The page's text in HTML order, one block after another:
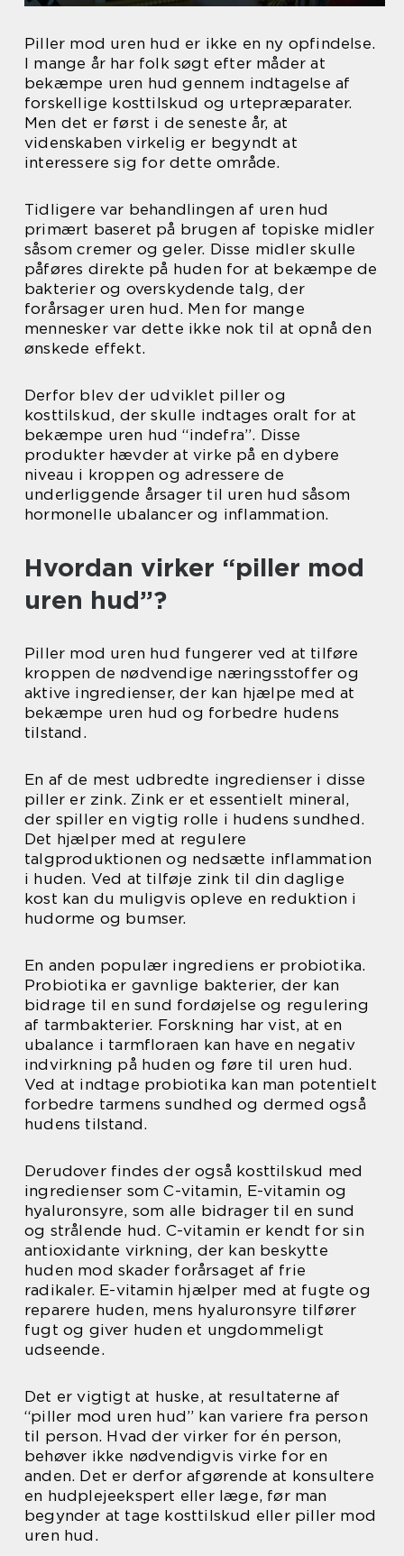
Piller mod uren hud er ikke en ny opfindelse.
I mange år har folk søgt efter måder at
bekæmpe uren hud gennem indtagelse af
forskellige kosttilskud og urtepræparater.
Men det er først i de seneste år, at
videnskaben virkelig er begyndt at
interessere sig for dette område.
Tidligere var behandlingen af uren hud
primært baseret på brugen af topiske midler
såsom cremer og geler. Disse midler skulle
påføres direkte på huden for at bekæmpe de
bakterier og overskydende talg, der
forårsager uren hud. Men for mange
mennesker var dette ikke nok til at opnå den
ønskede effekt.
Derfor blev der udviklet piller og
kosttilskud, der skulle indtages oralt for at
bekæmpe uren hud “indefra”. Disse
produkter hævder at virke på en dybere
niveau i kroppen og adressere de
underliggende årsager til uren hud såsom
hormonelle ubalancer og inflammation.
Hvordan virker “piller mod
uren hud”?
Piller mod uren hud fungerer ved at tilføre
kroppen de nødvendige næringsstoffer og
aktive ingredienser, der kan hjælpe med at
bekæmpe uren hud og forbedre hudens
tilstand.
En af de mest udbredte ingredienser i disse
piller er zink. Zink er et essentielt mineral,
der spiller en vigtig rolle i hudens sundhed.
Det hjælper med at regulere
talgproduktionen og nedsætte inflammation
i huden. Ved at tilføje zink til din daglige
kost kan du muligvis opleve en reduktion i
hudorme og bumser.
En anden populær ingrediens er probiotika.
Probiotika er gavnlige bakterier, der kan
bidrage til en sund fordøjelse og regulering
af tarmbakterier. Forskning har vist, at en
ubalance i tarmfloraen kan have en negativ
indvirkning på huden og føre til uren hud.
Ved at indtage probiotika kan man potentielt
forbedre tarmens sundhed og dermed også
hudens tilstand.
Derudover findes der også kosttilskud med
ingredienser som C-vitamin, E-vitamin og
hyaluronsyre, som alle bidrager til en sund
og strålende hud. C-vitamin er kendt for sin
antioxidante virkning, der kan beskytte
huden mod skader forårsaget af frie
radikaler. E-vitamin hjælper med at fugte og
reparere huden, mens hyaluronsyre tilfører
fugt og giver huden et ungdommeligt
udseende.
Det er vigtigt at huske, at resultaterne af
“piller mod uren hud” kan variere fra person
til person. Hvad der virker for én person,
behøver ikke nødvendigvis virke for en
anden. Det er derfor afgørende at konsultere
en hudplejeekspert eller læge, før man
begynder at tage kosttilskud eller piller mod
uren hud.